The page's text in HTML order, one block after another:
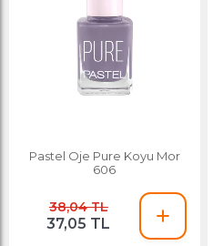
Pastel Oje Pure Koyu Mor
606
38,04 TL
37,05 TL